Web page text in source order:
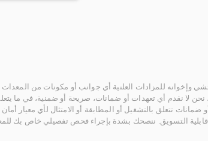
وإخوانه للمزادات العلنية أي جوانب أو مكونات من
لا نقدم أي تعهدات أو ضمانات، صريحة أو ضمنية، في ما
تتعلق بالتشغيل أو المطابقة أو الامتثال لأي معيار أمان
قابلية التسويق. ننصحك بشدة بإجراء فحص تفصيلي خاص بك